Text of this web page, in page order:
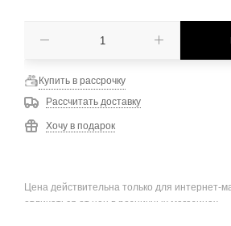
Купить в рассрочку
Рассчитать доставку
Хочу в подарок
Цена действительна только для интернет-
отличаться от цен в розничных магазинах